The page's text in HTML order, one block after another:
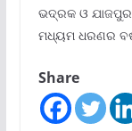
ଭଦ୍ରକ ଓ
ମଧ୍ୟମ ଧରଣର
Share